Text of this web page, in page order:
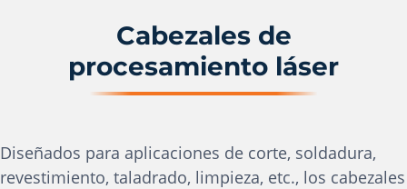
Cabezales de
procesamiento láser
Diseñados para aplicaciones de corte, soldadura,
revestimiento, taladrado, limpieza, etc., los cabezales